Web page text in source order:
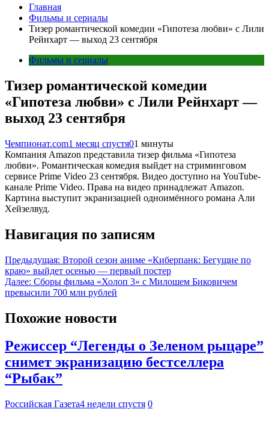
Главная
Фильмы и сериалы
Тизер романтической комедии «Гипотеза любви» с Лили
Рейнхарт — выход 23 сентября
Фильмы и сериалы
Тизер романтической комедии
«Гипотеза любви» с Лили Рейнхарт —
выход 23 сентября
Чемпионат.com1 месяц спустя01 минуты
Компания Amazon представила тизер фильма «Гипотеза
любви». Романтическая комедия выйдет на стриминговом
сервисе Prime Video 23 сентября. Видео доступно на YouTube-
канале Prime Video. Права на видео принадлежат Amazon.
Картина выступит экранизацией одноимённого романа Али
Хейзелвуд.
Навигация по записям
Предыдущая: Второй сезон аниме «Киберпанк: Бегущие по
краю» выйдет осенью — первый постер
Далее: Сборы фильма «Холоп 3» с Милошем Биковичем
превысили 700 млн рублей
Похожие новости
Режиссер “Легенды о Зеленом рыцаре”
снимет экранизацию бестселлера
“Рыбак”
Российская Газета4 недели спустя 0